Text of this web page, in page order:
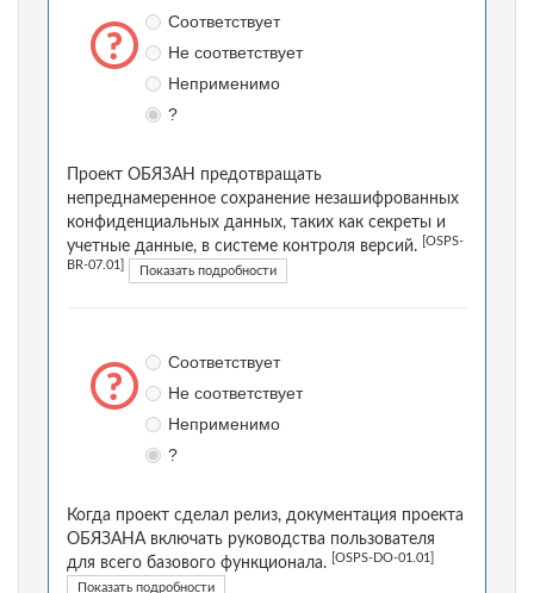
Соответствует
Не соответствует
Неприменимо
?
Проект ОБЯЗАН предотвращать
непреднамеренное сохранение незашифрованных
конфиденциальных данных, таких как секреты и
учетные данные, в системе контроля версий.
[OSPS-
BR-07.01] Показать подробности
Соответствует
Не соответствует
Неприменимо
?
Когда проект сделал релиз, документация проекта
ОБЯЗАНА включать руководства пользователя
для всего базового функционала.
[OSPS-DO-01.01]
Показать подробности